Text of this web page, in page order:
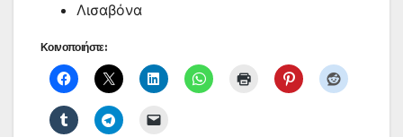
Λισαβόνα
Κοινοποιήστε: